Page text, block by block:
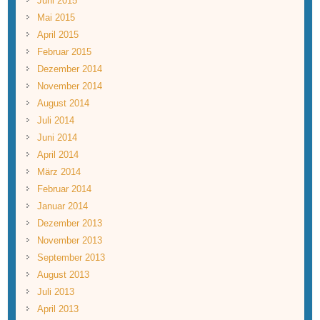
Mai 2015
April 2015
Februar 2015
Dezember 2014
November 2014
August 2014
Juli 2014
Juni 2014
April 2014
März 2014
Februar 2014
Januar 2014
Dezember 2013
November 2013
September 2013
August 2013
Juli 2013
April 2013